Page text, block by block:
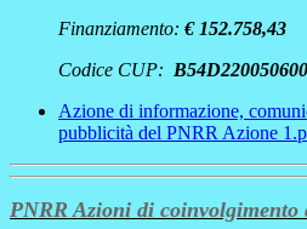
Finanziamento: € 152.758,43
Codice CUP:
Azione di informazione,
pubblicità del PNRR Azione
PNRR Azioni di